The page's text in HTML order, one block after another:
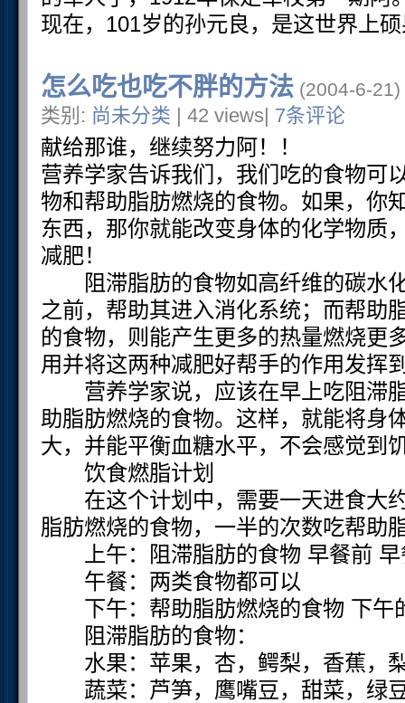
现在，101岁的孙元良，是这世界上
怎么吃也吃不胖的方法 (2004-6-21)
类别: 尚未分类 | 42 views| 7条评论
献给那谁，继续努力阿！！
营养学家告诉我们，我们吃的食物可
物和帮助脂肪燃烧的食物。如果，你
东西，那你就能改变身体的化学物质
减肥！
阻滞脂肪的食物如高纤维的碳水
之前，帮助其进入消化系统；而帮助
的食物，则能产生更多的热量燃烧更
用并将这两种减肥好帮手的作用发挥
营养学家说，应该在早上吃阻滞
助脂肪燃烧的食物。这样，就能将身
大，并能平衡血糖水平，不会感觉到
饮食燃脂计划
在这个计划中，需要一天进食大
脂肪燃烧的食物，一半的次数吃帮助
上午：阻滞脂肪的食物 早餐前 早
午餐：两类食物都可以
下午：帮助脂肪燃烧的食物 下午
阻滞脂肪的食物：
水果：苹果，杏，鳄梨，香蕉，
蔬菜：芦笋，鹰嘴豆，甜菜，绿